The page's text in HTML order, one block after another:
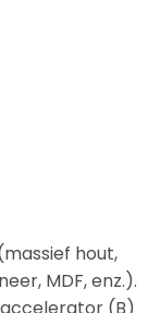
hout,
MDF, enz.).
(B)